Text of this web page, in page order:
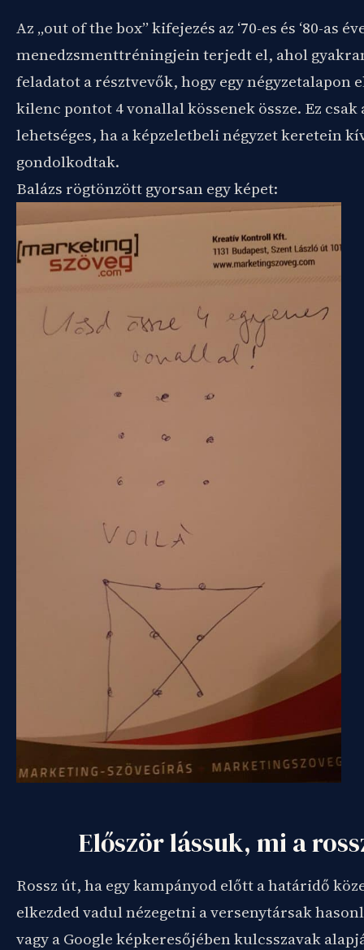
Az „out of the box” kifejezés az ‘70-es és ‘80-as
menedzsmenttréningjein terjedt el, ahol
feladatot a résztvevők, hogy egy négyzetalapon
kilenc pontot 4 vonallal kössenek össze. Ez
lehetséges, ha a képzeletbeli négyzet keretein
gondolkodtak.
Balázs rögtönzött gyorsan egy képet:
Először lássuk, mi a
Rossz út, ha egy kampányod előtt a határidő
elkezded vadul nézegetni a versenytársak
vagy a Google képkeresőjében kulcsszavak